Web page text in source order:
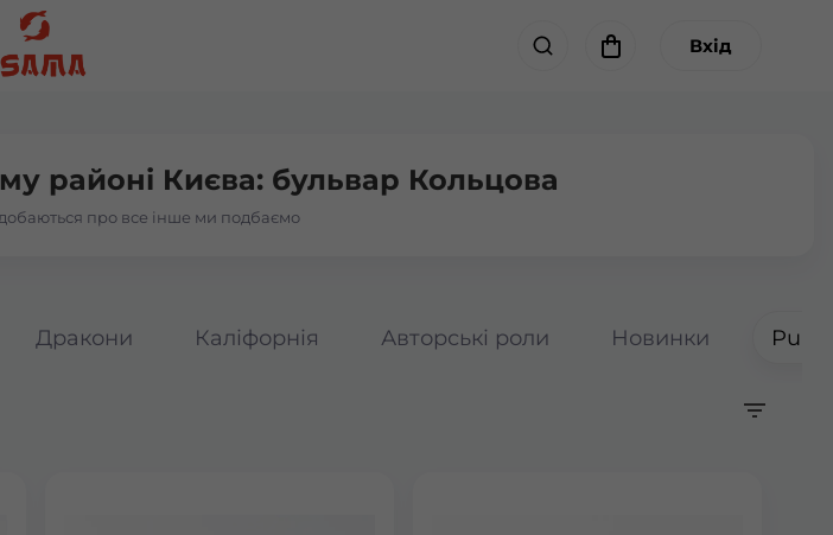
Вхід
районі Києва: бульвар Кольцова
про все інше ми подбаємо
Дракони Каліфорнія Авторські роли Новинки